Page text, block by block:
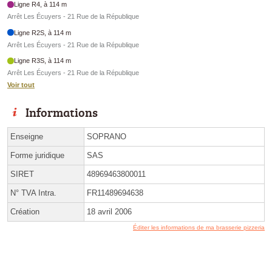
Ligne R4, à 114 m
Arrêt Les Écuyers - 21 Rue de la République
Ligne R2S, à 114 m
Arrêt Les Écuyers - 21 Rue de la République
Ligne R3S, à 114 m
Arrêt Les Écuyers - 21 Rue de la République
Voir tout
Informations
Enseigne SOPRANO
Forme juridique SAS
SIRET 48969463800011
N° TVA Intra. FR11489694638
Création 18 avril 2006
Éditer les informations de ma brasserie pizzeria